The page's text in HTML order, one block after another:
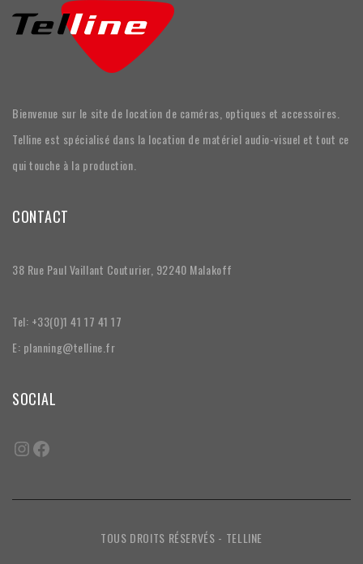
Bienvenue sur le site de location de caméras, optiques et accessoires.
Telline est spécialisé dans la location de matériel audio-visuel et tout ce
qui touche à la production.
CONTACT
38 Rue Paul Vaillant Couturier, 92240 Malakoff
Tel: +33(0)1 41 17 41 17
E: planning@telline.fr
SOCIAL
TOUS DROITS RÉSERVÉS - TELLINE